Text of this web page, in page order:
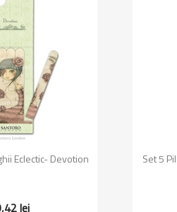
rapida
Eclectic- Devotion
lei
Set 5